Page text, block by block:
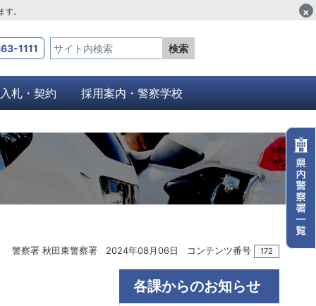
1111 検索
。 ×
入札・契約 採用案内・警察学校
警察署 秋田東警察署 2024年08月06日 コンテンツ番号 172
各課からのお知らせ